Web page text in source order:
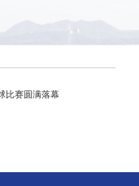
比赛圆满落幕